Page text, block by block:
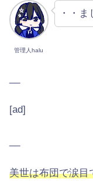
管理人halu
・・ま
[ad]
美世は布団で涙目